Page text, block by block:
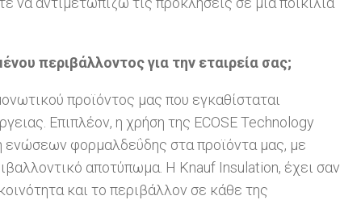
περιβάλλοντος για την εταιρεία σας;
προϊόντος μας που εγκαθίσταται
Επιπλέον, η χρήση της ECOSE Technology
ενώσεων φορμαλδεΰδης στα προϊόντα μας, με
αποτύπωμα. Η Knauf Insulation, έχει σαν
και το περιβάλλον σε κάθε της